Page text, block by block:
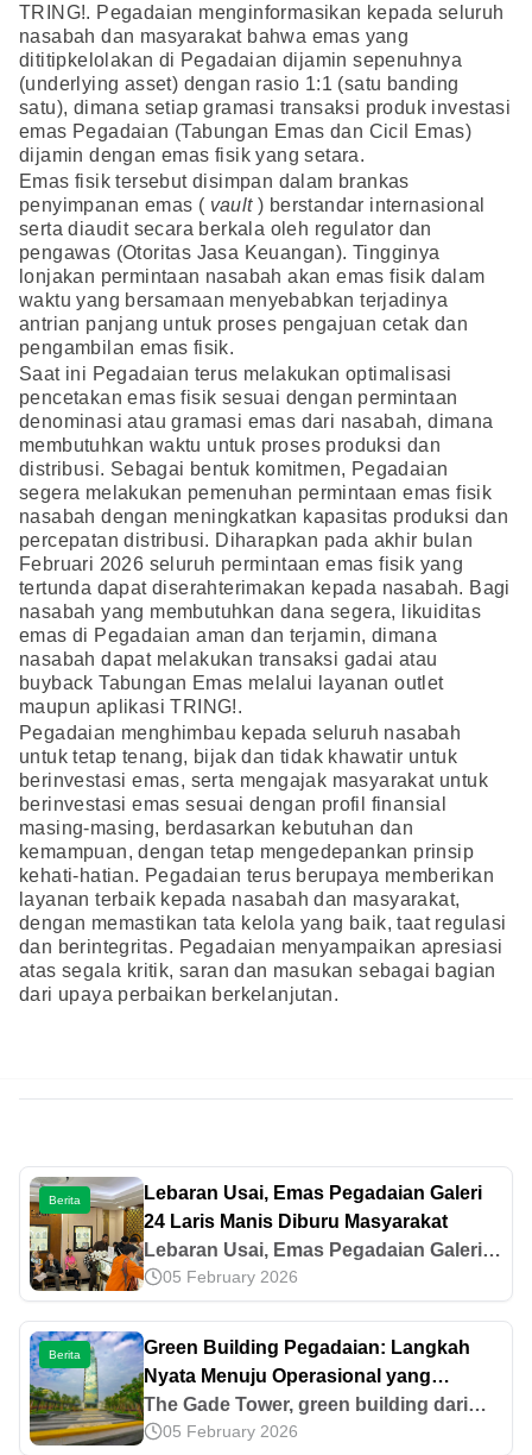
TRING!. Pegadaian menginformasikan kepada seluruh
nasabah dan masyarakat bahwa emas yang
dititipkelolakan di Pegadaian dijamin sepenuhnya
(underlying asset) dengan rasio 1:1 (satu banding
satu), dimana setiap gramasi transaksi produk investasi
emas Pegadaian (Tabungan Emas dan Cicil Emas)
dijamin dengan emas fisik yang setara.
Emas fisik tersebut disimpan dalam brankas
penyimpanan emas ( vault) berstandar internasional
serta diaudit secara berkala oleh regulator dan
pengawas (Otoritas Jasa Keuangan). Tingginya
lonjakan permintaan nasabah akan emas fisik dalam
waktu yang bersamaan menyebabkan terjadinya
antrian panjang untuk proses pengajuan cetak dan
pengambilan emas fisik.
Saat ini Pegadaian terus melakukan optimalisasi
pencetakan emas fisik sesuai dengan permintaan
denominasi atau gramasi emas dari nasabah, dimana
membutuhkan waktu untuk proses produksi dan
distribusi. Sebagai bentuk komitmen, Pegadaian
segera melakukan pemenuhan permintaan emas fisik
nasabah dengan meningkatkan kapasitas produksi dan
percepatan distribusi. Diharapkan pada akhir bulan
Februari 2026 seluruh permintaan emas fisik yang
tertunda dapat diserahterimakan kepada nasabah. Bagi
nasabah yang membutuhkan dana segera, likuiditas
emas di Pegadaian aman dan terjamin, dimana
nasabah dapat melakukan transaksi gadai atau
buyback Tabungan Emas melalui layanan outlet
maupun aplikasi TRING!.
Pegadaian menghimbau kepada seluruh nasabah
untuk tetap tenang, bijak dan tidak khawatir untuk
berinvestasi emas, serta mengajak masyarakat untuk
berinvestasi emas sesuai dengan profil finansial
masing-masing, berdasarkan kebutuhan dan
kemampuan, dengan tetap mengedepankan prinsip
kehati-hatian. Pegadaian terus berupaya memberikan
layanan terbaik kepada nasabah dan masyarakat,
dengan memastikan tata kelola yang baik, taat regulasi
dan berintegritas. Pegadaian menyampaikan apresiasi
atas segala kritik, saran dan masukan sebagai bagian
dari upaya perbaikan berkelanjutan.
Berita
Lebaran Usai, Emas Pegadaian Galeri
24 Laris Manis Diburu Masyarakat
Lebaran Usai, Emas Pegadaian Galeri
24 Laris Manis Diburu Masyarakat
05 February 2026
Berita
Green Building Pegadaian: Langkah
Nyata Menuju Operasional yang
Berkelanjutan
The Gade Tower, green building dari
Pegadaian, mencerminkan komitmen
05 February 2026